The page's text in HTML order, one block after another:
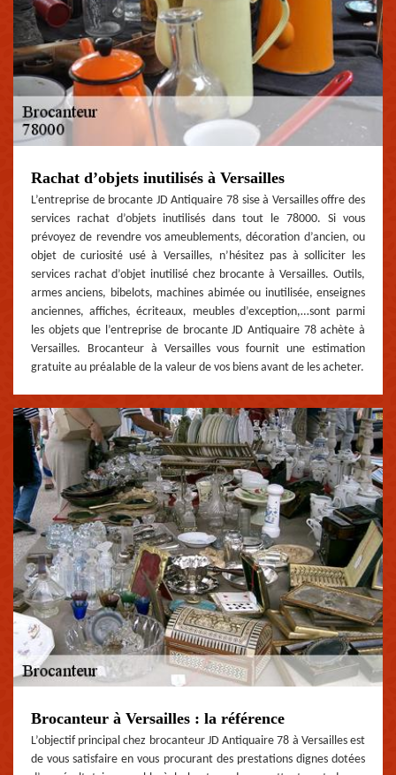
Rachat d’objets inutilisés à Versailles
L’entreprise de brocante JD Antiquaire 78 sise à Versailles offre des
services rachat d’objets inutilisés dans tout le 78000. Si vous
prévoyez de revendre vos ameublements, décoration d’ancien, ou
objet de curiosité usé à Versailles, n’hésitez pas à solliciter les
services rachat d’objet inutilisé chez brocante à Versailles. Outils,
armes anciens, bibelots, machines abimée ou inutilisée, enseignes
anciennes, affiches, écriteaux, meubles d’exception,…sont parmi
les objets que l’entreprise de brocante JD Antiquaire 78 achète à
Versailles. Brocanteur à Versailles vous fournit une estimation
gratuite au préalable de la valeur de vos biens avant de les acheter.
Brocanteur à Versailles : la référence
L’objectif principal chez brocanteur JD Antiquaire 78 à Versailles est
de vous satisfaire en vous procurant des prestations dignes dotées